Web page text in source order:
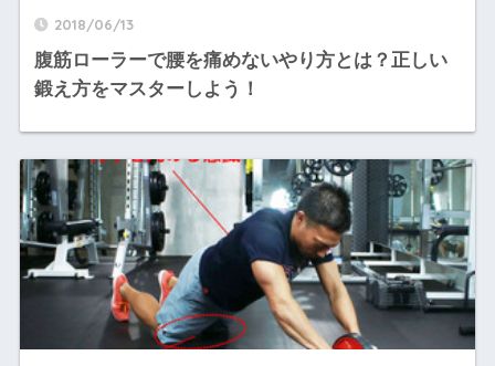
2018/06/13
腹筋ローラーで腰を痛めないやり方とは？正しい
鍛え方をマスターしよう！